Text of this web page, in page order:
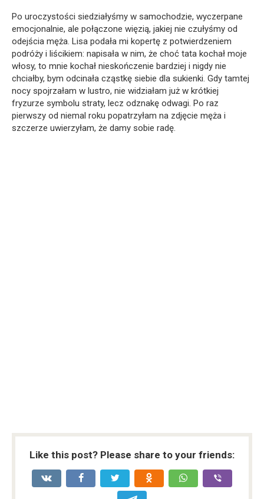
Po uroczystości siedziałyśmy w samochodzie, wyczerpane
emocjonalnie, ale połączone więzią, jakiej nie czułyśmy od
odejścia męża. Lisa podała mi kopertę z potwierdzeniem
podróży i liścikiem: napisała w nim, że choć tata kochał moje
włosy, to mnie kochał nieskończenie bardziej i nigdy nie
chciałby, bym odcinała cząstkę siebie dla sukienki. Gdy tamtej
nocy spojrzałam w lustro, nie widziałam już w krótkiej
fryzurze symbolu straty, lecz odznakę odwagi. Po raz
pierwszy od niemal roku popatrzyłam na zdjęcie męża i
szczerze uwierzyłam, że damy sobie radę.
Like this post? Please share to your friends: